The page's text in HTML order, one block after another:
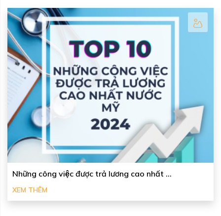
Những công việc được trả lương cao nhất ...
XEM THÊM